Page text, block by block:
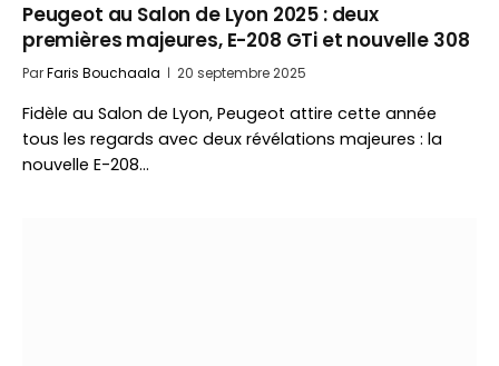
Peugeot au Salon de Lyon 2025 : deux
premières majeures, E-208 GTi et nouvelle 308
ParFaris Bouchaala 20 septembre 2025
Fidèle au Salon de Lyon, Peugeot attire cette année
tous les regards avec deux révélations majeures : la
nouvelle E-208…